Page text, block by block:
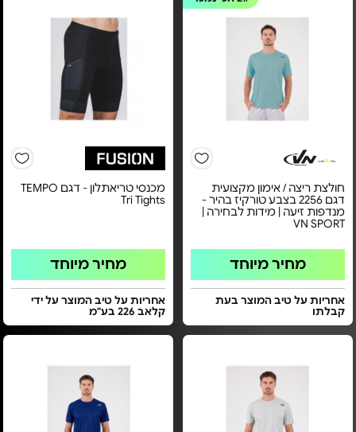
חולצת ריצה / אימון מקצועית
דגם 2256 בצבע טורקיז בהיר -
מנדפות זיעה | מידות לבחירה |
VN SPORT
מחיר מיוחד
אחריות על טיב המוצר בעת
קבלתו
מכנסי טריאתלון - דגם TEMPO
Tri Tights
מחיר מיוחד
אחריות על טיב המוצר על ידי
קלאב 226 בע"מ